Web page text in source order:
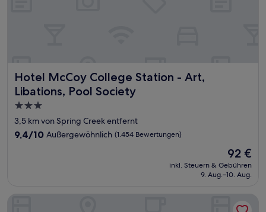
Hotel McCoy College Station - Art,
Libations, Pool Society
Hotel McCoy College Station - Art, Libations, Pool Society
3.0-
Sterne-
Unterkunft
3,5 km von Spring Creek entfernt
9.4
9,4/10 Außergewöhnlich (1.454 Bewertungen)
Der
Preis
beträgt
92 €
inkl. Steuern & Gebühren
9. Aug.–10. Aug.
Wingate by Wyndham College Station South